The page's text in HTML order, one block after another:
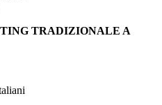
TRADIZIONALE A